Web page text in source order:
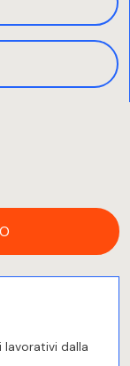
lavorativi dalla